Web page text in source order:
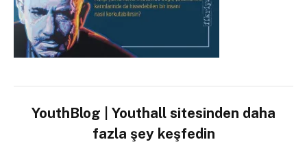
YouthBlog | Youthall sitesinden daha
fazla şey keşfedin